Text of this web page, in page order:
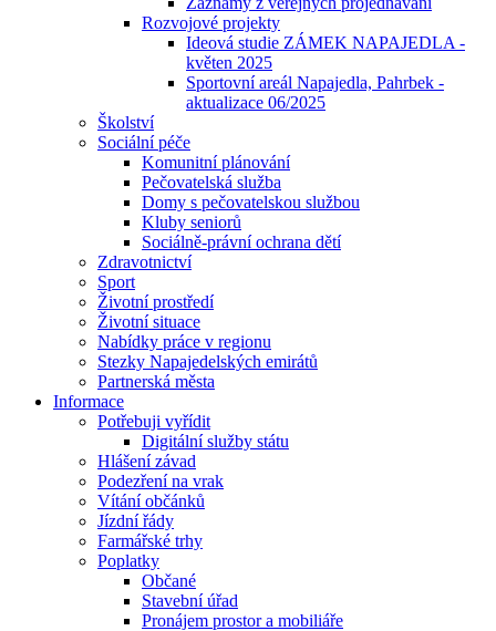
Rozvojové projekty
Ideová studie ZÁMEK NAPAJEDLA -
květen 2025
Sportovní areál Napajedla, Pahrbek -
aktualizace 06/2025
Školství
Sociální péče
Komunitní plánování
Pečovatelská služba
Domy s pečovatelskou službou
Kluby seniorů
Sociálně-právní ochrana dětí
Zdravotnictví
Sport
Životní prostředí
Životní situace
Nabídky práce v regionu
Stezky Napajedelských emirátů
Partnerská města
Informace
Potřebuji vyřídit
Digitální služby státu
Hlášení závad
Podezření na vrak
Vítání občánků
Jízdní řády
Farmářské trhy
Poplatky
Občané
Stavební úřad
Pronájem prostor a mobiliáře